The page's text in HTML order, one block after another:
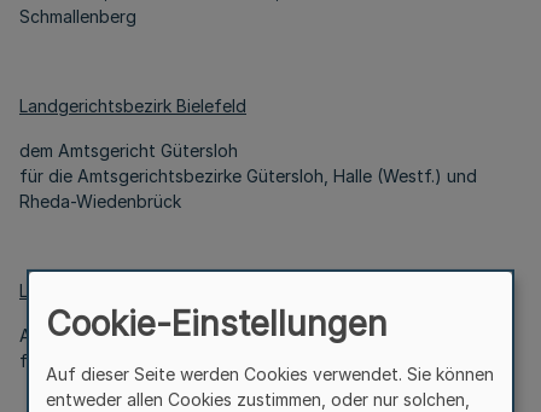
Schmallenberg
Landgerichtsbezirk Bielefeld
dem Amtsgericht Gütersloh
für die Amtsgerichtsbezirke Gütersloh, Halle (Westf.) und
Rheda-Wiedenbrück
Landgerichtsbezirk Detmold
Amtsgericht Lemgo
für die Amtsgerichtsbezirke Blomberg, Detmold und Lemgo
Cookie-Einstellungen
Auf dieser Seite werden Cookies verwendet. Sie können
entweder allen Cookies zustimmen, oder nur solchen,